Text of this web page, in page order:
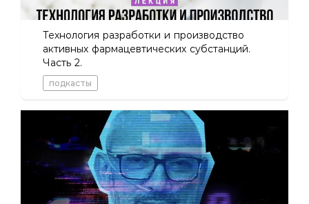
Технология разработки и производство
активных фармацевтических субстанций.
Часть 2.
подкасты